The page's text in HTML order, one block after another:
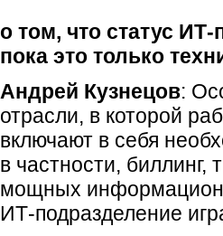
о том, что статус ИТ-
пока это только
Андрей Кузнецов:
отрасли, в которой
включают в себя
в частности, биллинг,
мощных
ИТ-подразделение